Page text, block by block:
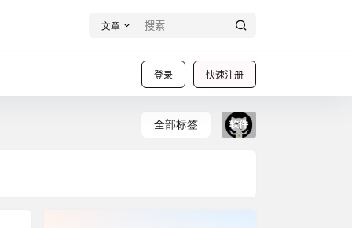
文章
登录 快速注册
全部标签 软件